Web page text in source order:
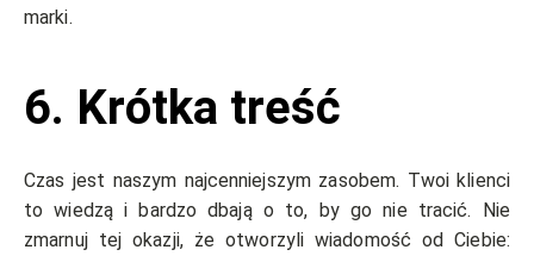
marki.
6. Krótka treść
Czas jest naszym najcenniejszym zasobem. Twoi klienci
to wiedzą i bardzo dbają o to, by go nie tracić. Nie
zmarnuj tej okazji, że otworzyli wiadomość od Ciebie: